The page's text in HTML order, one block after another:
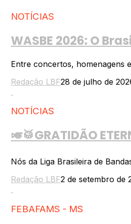
NOTÍCIAS
WASBE 2026: O
Entre concertos, homenagens
Redação LBF28 de julho de
NOTÍCIAS
🎺🥁GRATIDÃO
Nós da Liga Brasileira de
Redação LBF2 de setembro de
FEBAFAMS - MS